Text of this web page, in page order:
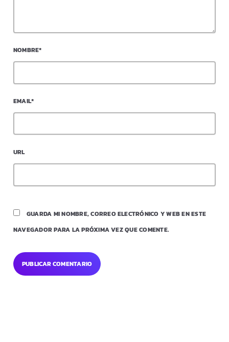
NOMBRE*
EMAIL*
URL
GUARDA MI NOMBRE, CORREO ELECTRÓNICO Y WEB EN ESTE
NAVEGADOR PARA LA PRÓXIMA VEZ QUE COMENTE.